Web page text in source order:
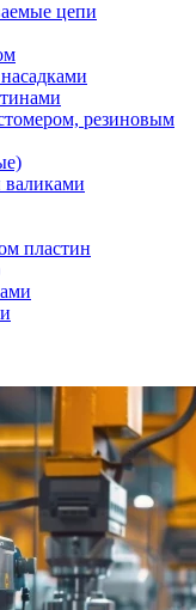
цепи
резиновым
пластин